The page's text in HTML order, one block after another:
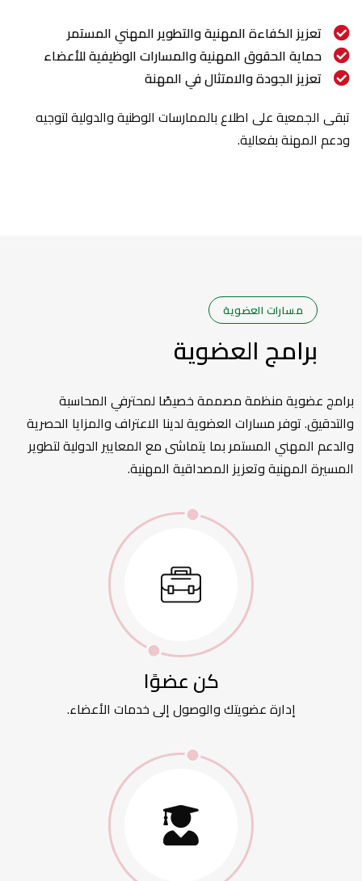
تعزيز الكفاءة المهنية والتطوير المهني المستمر
حماية الحقوق المهنية والمسارات الوظيفية للأعضاء
تعزيز الجودة والامتثال في المهنة
تبقى الجمعية على اطلاع بالممارسات الوطنية والدولية لتوجيه
ودعم المهنة بفعالية.
مسارات العضوية
برامج العضوية
برامج عضوية منظمة مصممة خصيصًا لمحترفي المحاسبة
والتدقيق. توفر مسارات العضوية لدينا الاعتراف والمزايا الحصرية
والدعم المهني المستمر بما يتماشى مع المعايير الدولية لتطوير
المسيرة المهنية وتعزيز المصداقية المهنية.
كن عضوًا
إدارة عضويتك والوصول إلى خدمات الأعضاء.